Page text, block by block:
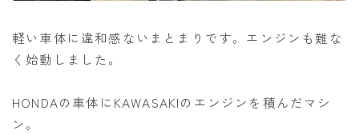
軽い車体に違和感ないまとまりです。エンジンも難な
く始動しました。
HONDAの車体にKAWASAKIのエンジンを積んだマシ
ン。